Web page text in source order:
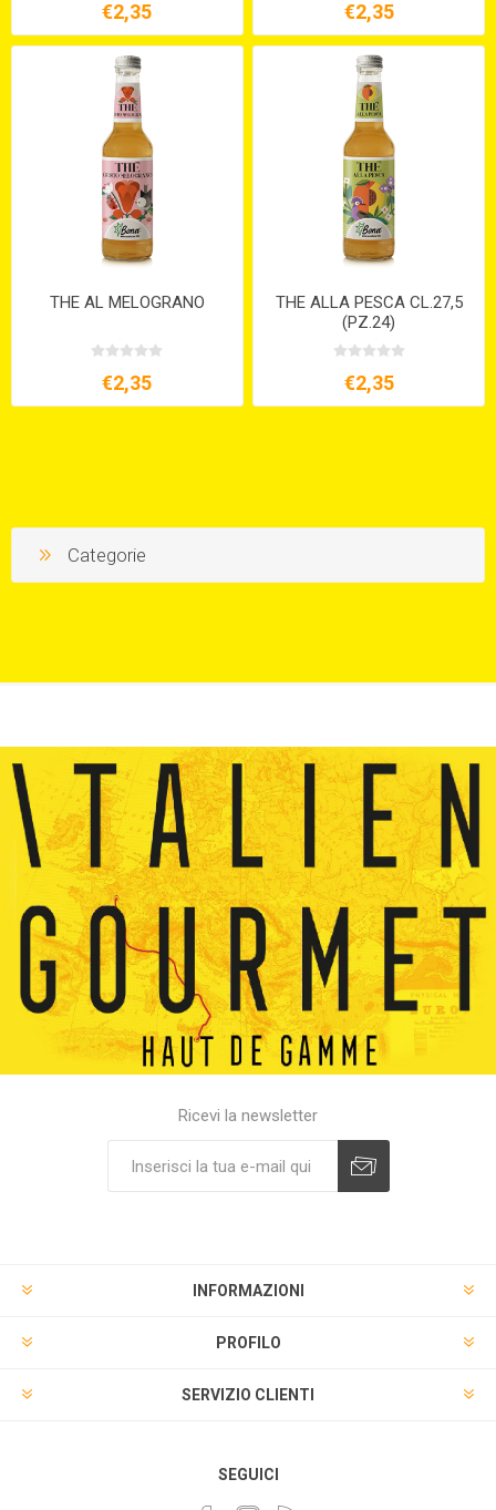
€2,35 €2,35
THE AL MELOGRANO
€2,35
THE ALLA PESCA CL.27,5
(PZ.24)
€2,35
Categorie
Ricevi la newsletter
INFORMAZIONI
PROFILO
SERVIZIO CLIENTI
SEGUICI